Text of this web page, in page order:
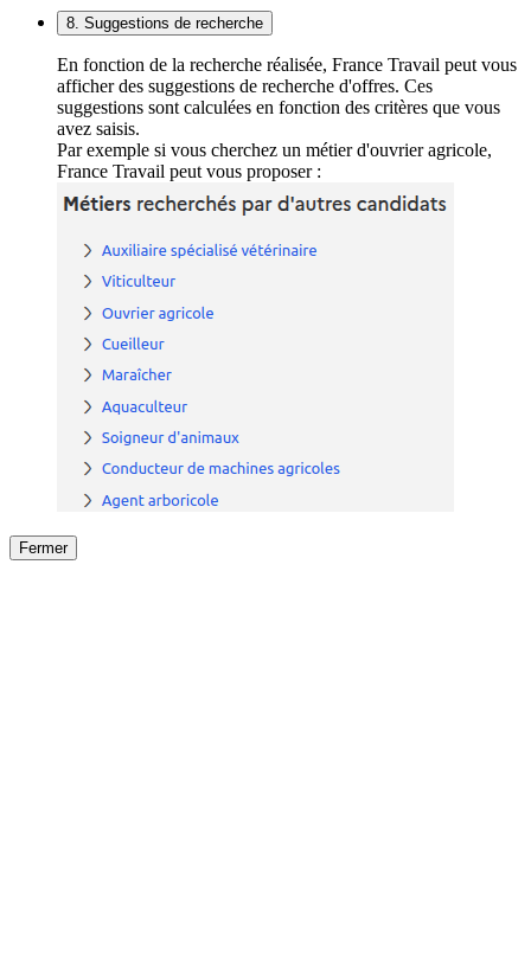
8. Suggestions de recherche
En fonction de la recherche réalisée, France Travail peut vous
afficher des suggestions de recherche d'offres. Ces
suggestions sont calculées en fonction des critères que vous
avez saisis.
Par exemple si vous cherchez un métier d'ouvrier agricole,
France Travail peut vous proposer :
Fermer